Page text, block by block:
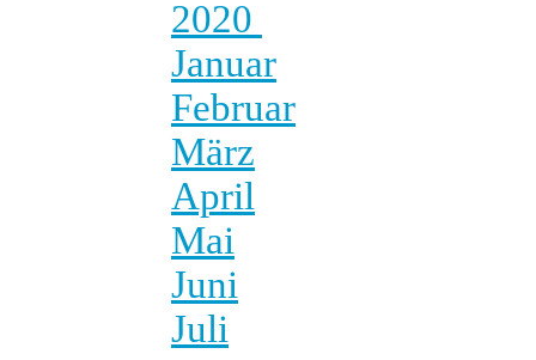
2020
Januar
Februar
März
April
Mai
Juni
Juli